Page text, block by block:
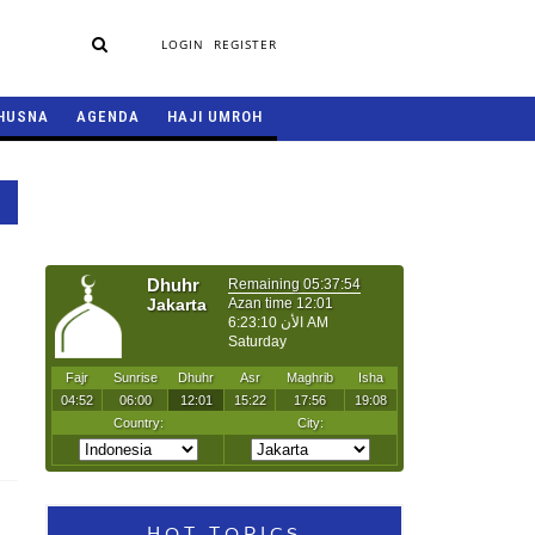
LOGIN REGISTER
AGENDA HAJI UMROH